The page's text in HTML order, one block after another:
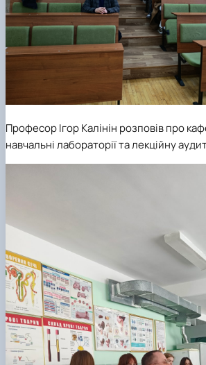
Професор Ігор Калінін розповів про
навчальні лабораторії та лекційну